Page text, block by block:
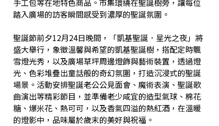
手工包等在地特色商品。市集環繞在聖誕樹旁，讓每位
踏入廣場的訪客瞬間感受到濃厚的聖誕氛圍。
聖誕節前夕12月24日晚間，「凱基聖誕．星光之夜」將
盛大舉行，象徵溫馨與希望的凱基聖誕樹，搭配定時飄
雪燈光秀，以及廣場草坪周邊燈飾與藝術裝置，透過燈
光、色彩堆疊出童話般的奇幻氛圍，打造沉浸式的聖誕
場景。活動安排聖誕老公公見面會、魔術表演、聖誕歌
曲演出等精彩節目，並準備老少咸宜的造型氣球、棉花
糖、爆米花、熱可可，以及香氣四溢的熱紅酒，在溫暖
的燈影中，品味屬於歲末的美好與祝福。